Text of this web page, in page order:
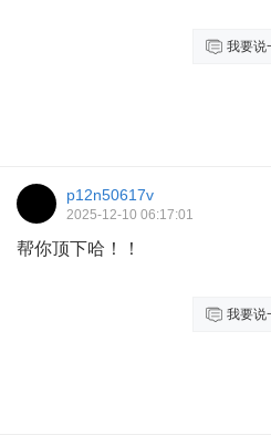
我要说
p12n50617v
2025-12-10 06:17:01
帮你顶下哈！！
我要说